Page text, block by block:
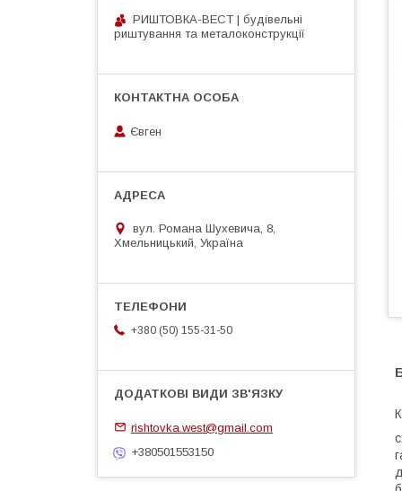
РИШТОВКА-ВЕСТ | будівельні
риштування та металоконструкції
Євген
вул. Романа Шухевича, 8,
Хмельницький, Україна
+380 (50) 155-31-50
rishtovka.west@gmail.com
+380501553150